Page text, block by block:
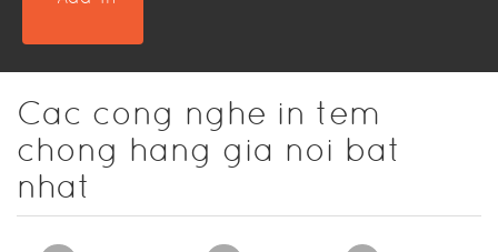
Cac cong nghe in tem
chong hang gia noi bat
nhat